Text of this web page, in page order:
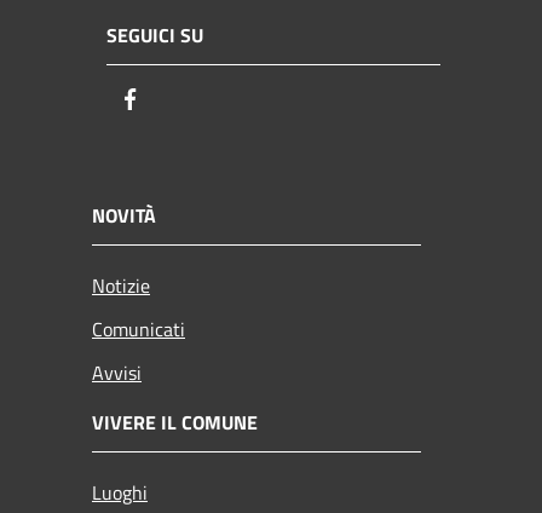
SEGUICI SU
NOVITÀ
Notizie
Comunicati
Avvisi
VIVERE IL COMUNE
Luoghi